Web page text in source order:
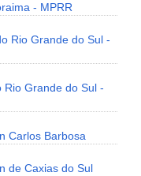
- MPRR
Rio Grande do Sul -
Rio Grande do Sul -
Carlos Barbosa
de Caxias do Sul